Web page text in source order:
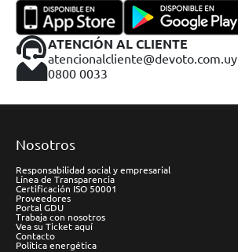
ATENCIÓN AL CLIENTE
atencionalcliente@devoto.com.uy
0800 0033
Nosotros
Responsabilidad social y empresarial
Línea de Transparencia
Certificación ISO 50001
Proveedores
Portal GDU
Trabaja con nosotros
Vea su Ticket aquí
Contacto
Política energética